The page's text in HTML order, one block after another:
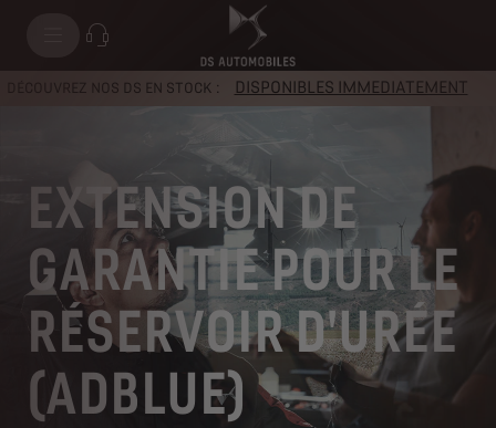
DÉCOUVREZ NOS DS EN STOCK : DISPONIBLES IMMEDIATEMENT
EXTENSION DE
GARANTIE POUR LE
RÉSERVOIR D'URÉE
(ADBLUE)